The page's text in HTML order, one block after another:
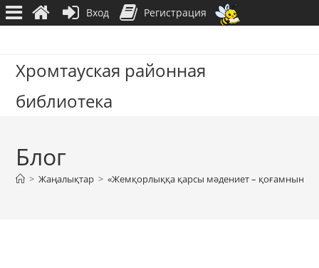
содержимому
Хромтауская районная
библиотека
Блог
> Жаңалықтар > «Жемқорлыққа қарсы мәдениет – қоғамның
Вход Регистрация